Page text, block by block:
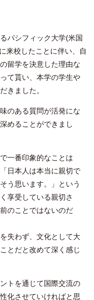
パシフィック大学(米国
来校したことに伴い、自
留学を決意した理由な
て貰い、本学の学生や
きました。
のある質問が活発にな
めることができまし
一番印象的なことは
日本人は本当に親切で
う思います。」という
享受している親切さ
のことではないのだ
失わず、文化として大
とだと改めて深く感じ
トを通じて国際交流の
化させていければと思